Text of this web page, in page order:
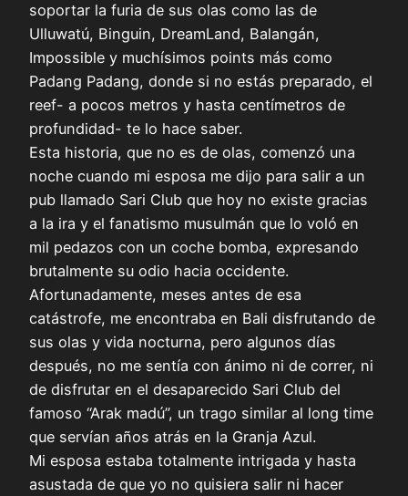
soportar la furia de sus olas como las de
Ulluwatú, Binguin, DreamLand, Balangán,
Impossible y muchísimos points más como
Padang Padang, donde si no estás preparado, el
reef- a pocos metros y hasta centímetros de
profundidad- te lo hace saber.
Esta historia, que no es de olas, comenzó una
noche cuando mi esposa me dijo para salir a un
pub llamado Sari Club que hoy no existe gracias
a la ira y el fanatismo musulmán que lo voló en
mil pedazos con un coche bomba, expresando
brutalmente su odio hacia occidente.
Afortunadamente, meses antes de esa
catástrofe, me encontraba en Bali disfrutando de
sus olas y vida nocturna, pero algunos días
después, no me sentía con ánimo ni de correr, ni
de disfrutar en el desaparecido Sari Club del
famoso “Arak madú”, un trago similar al long time
que servían años atrás en la Granja Azul.
Mi esposa estaba totalmente intrigada y hasta
asustada de que yo no quisiera salir ni hacer